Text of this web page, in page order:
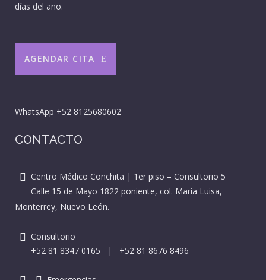
días del año.
AGENDAR CITA
WhatsApp +52 8125680602
CONTACTO
Centro Médico Conchita | 1er piso – Consultorio 5
Calle 15 de Mayo 1822 poniente, col. Maria Luisa,
Monterrey, Nuevo León.
Consultorio
+52 81 8347 0165 | +52 81 8676 8496